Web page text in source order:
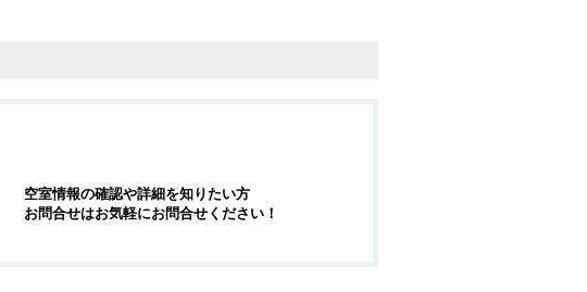
空室情報の確認や詳細を知りたい方
お問合せはお気軽にお問合せください！